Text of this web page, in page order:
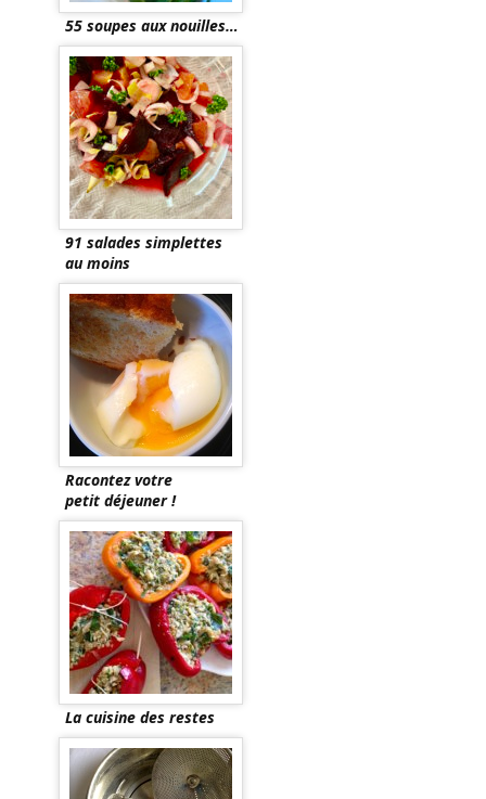
55 soupes aux nouilles…
91 salades simplettes
au moins
Racontez votre
petit déjeuner !
La cuisine des restes